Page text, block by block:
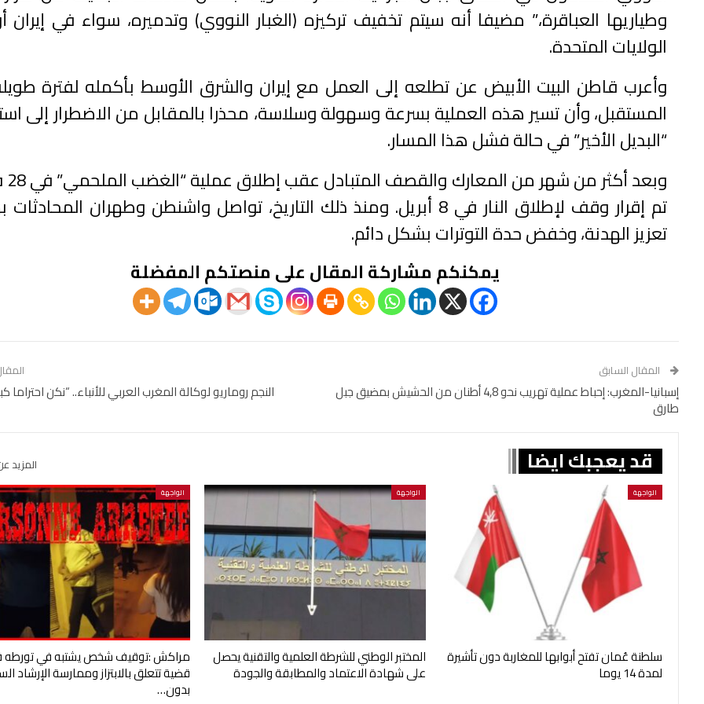
وطياريها العباقرة،” مضيفا أنه سيتم تخفيف تركيزه (الغبار النووي) وتدميره، سواء في
الولايات المتحدة.
وأعرب قاطن البيت الأبيض عن تطلعه إلى العمل مع إيران والشرق الأوسط بأكمله لفترة
المستقبل، وأن تسير هذه العملية بسرعة وسهولة وسلاسة، محذرا بالمقابل من الاضطرار إلى
“البديل الأخير” في حالة فشل هذا المسار.
تم إقرار وقف لإطلاق النار في 8 أبريل. ومنذ ذلك التاريخ، تواصل واشنطن وطهران
تعزيز الهدنة، وخفض حدة التوترات بشكل دائم.
يمكنكم مشاركة المقال على منصتكم المفضلة
المقال السابق
إسبانيا-المغرب: إحباط عملية تهريب نحو 4,8 أطنان من الحشيش بمضيق جبل
طارق
النجم روماريو لوكالة المغرب العربي للأنباء.. “نكن احتراما
قد يعجبك ايضا المزيد
الواجهة
سلطنة عُمان تفتح أبوابها للمغاربة دون تأشيرة
لمدة 14 يوما
الواجهة
المختبر الوطني للشرطة العلمية والتقنية يحصل
على شهادة الاعتماد والمطابقة والجودة
الواجهة
مراكش :توقيف شخص يشتبه في
قضية تتعلق بالابتزاز وممارسة الإرشاد
بدون…